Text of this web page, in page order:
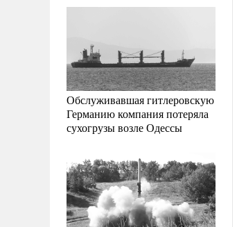
Обслуживавшая гитлеровскую
Германию компания потеряла
сухогрузы возле Одессы